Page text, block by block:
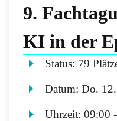
9.
KI in der
Status: 79
Datum:Do.
Uhrzeit:09:00